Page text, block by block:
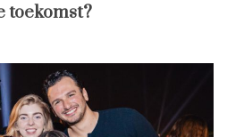
toekomst?